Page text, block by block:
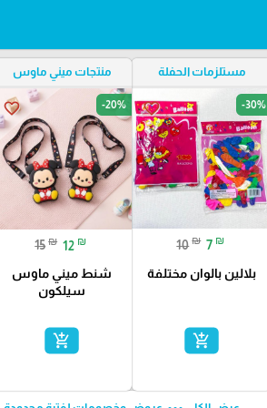
مستلزمات الحفلة
favorite_border -30%
10 ₪ 7 ₪
بلالين بالوان مختلفة
add_shopping_cart
منتجات ميني ماوس
favorite_border -20%
15 ₪ 12 ₪
شنط ميني ماوس
سيلكون
add_shopping_cart